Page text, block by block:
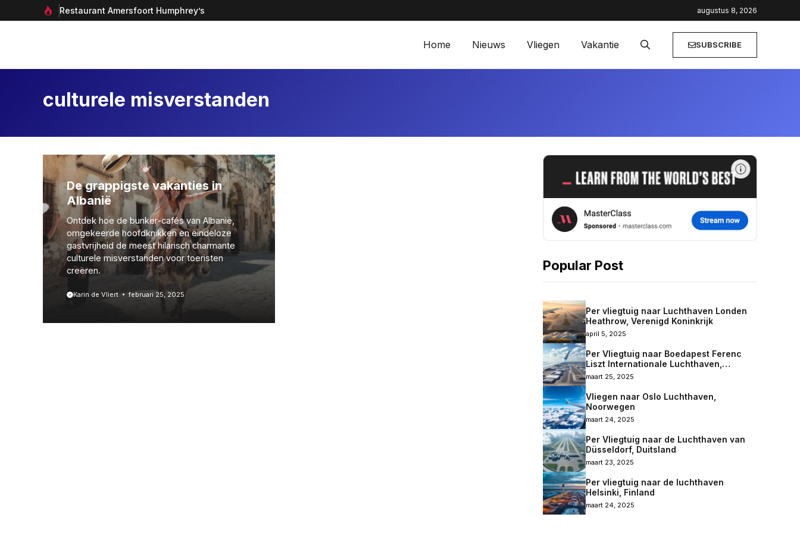
naar
Restaurant Amersfoort Humphrey’s augustus 8, 2026
Home Nieuws Vliegen Vakantie SUBSCRIBE
culturele misverstanden
De grappigste vakanties in
Albanië
Ontdek hoe de bunker-cafés van Albanië,
omgekeerde hoofdknikken en eindeloze
gastvrijheid de meest hilarisch charmante
culturele misverstanden voor toeristen
creëren.
Karin de Vliert februari 25, 2025
Popular Post
Per vliegtuig naar Luchthaven Londen
Heathrow, Verenigd Koninkrijk
april 5, 2025
Per Vliegtuig naar Boedapest Ferenc
Liszt Internationale Luchthaven,
Hongarije
maart 25, 2025
Vliegen naar Oslo Luchthaven,
Noorwegen
maart 24, 2025
Per Vliegtuig naar de Luchthaven van
Düsseldorf, Duitsland
maart 23, 2025
Per vliegtuig naar de luchthaven
Helsinki, Finland
maart 24, 2025